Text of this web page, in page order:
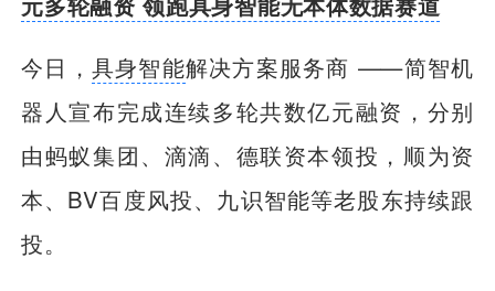
今日， 具身智能解决方案服务商 ——简智机
器人宣布完成连续多轮共数亿元融资，分别
由蚂蚁集团、滴滴、德联资本领投，顺为资
本、BV百度风投、九识智能等老股东持续跟
投。